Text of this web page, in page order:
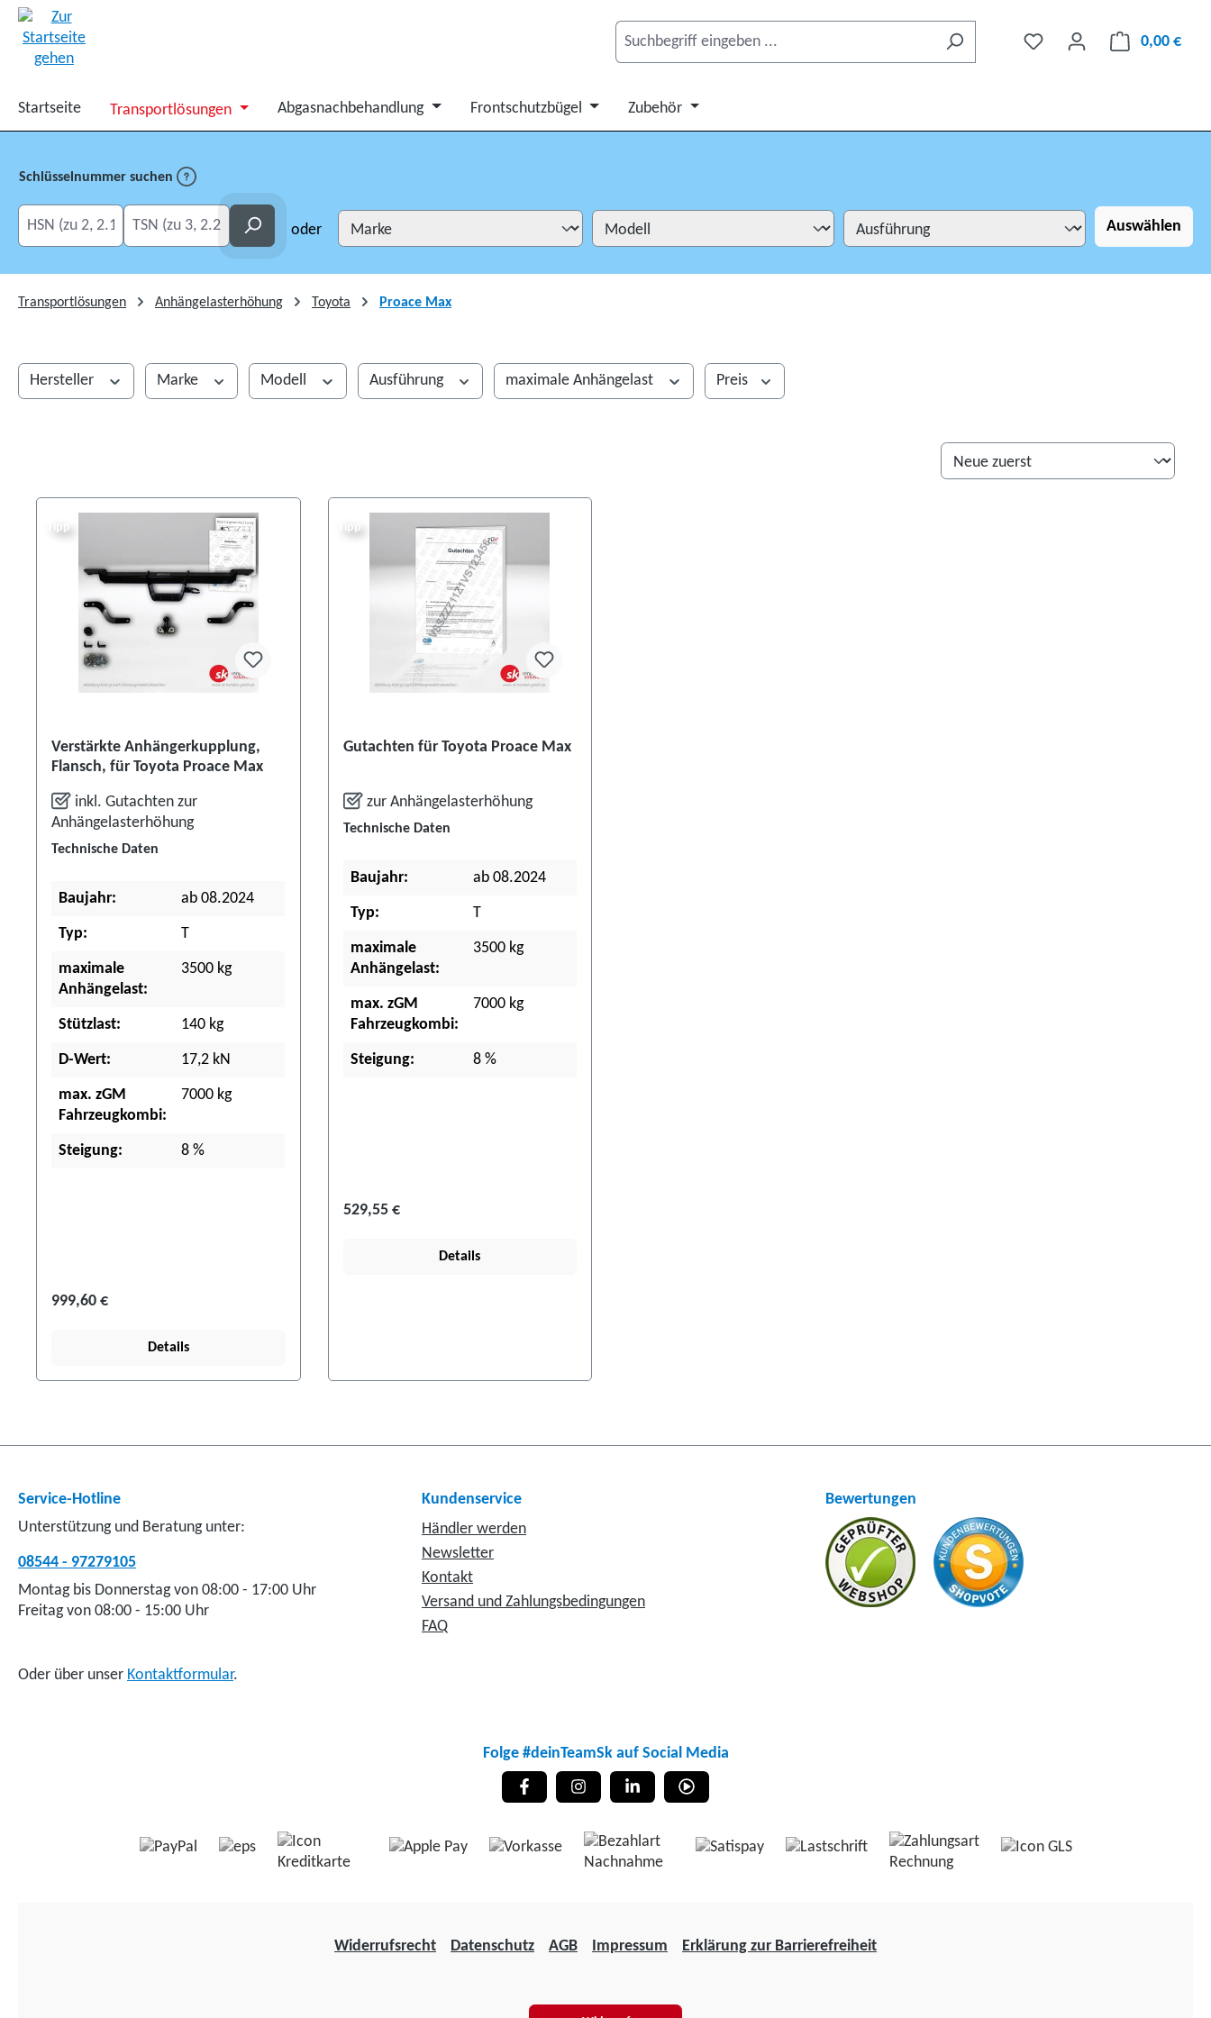
0,00 €
Startseite Transportlösungen Abgasnachbehandlung Frontschutzbügel Zubehör
Schlüsselnummer suchen
HSN eingeben
TSN eingeben Suchen oder Auswählen
Transportlösungen Anhängelasterhöhung Toyota Proace Max
Hersteller Marke Modell Ausführung maximale Anhängelast Preis
Tipp
Verstärkte Anhängerkupplung,
Flansch, für Toyota Proace Max
inkl. Gutachten zur
Anhängelasterhöhung
Technische Daten
Baujahr: ab 08.2024
Typ: T
maximale
Anhängelast:
3500 kg
Stützlast: 140 kg
D-Wert: 17,2 kN
max. zGM
Fahrzeugkombi:
7000 kg
Steigung: 8 %
999,60 €
Details
Tipp
Gutachten für Toyota Proace Max
zur Anhängelasterhöhung
Technische Daten
Baujahr: ab 08.2024
Typ: T
maximale
Anhängelast:
3500 kg
max. zGM
Fahrzeugkombi:
7000 kg
Steigung: 8 %
529,55 €
Details
Service-Hotline
Unterstützung und Beratung unter:
08544 - 97279105
Montag bis Donnerstag von 08:00 - 17:00 Uhr
Freitag von 08:00 - 15:00 Uhr
Oder über unser Kontaktformular.
Kundenservice
Händler werden
Newsletter
Kontakt
Versand und Zahlungsbedingungen
FAQ
Bewertungen
Folge #deinTeamSk auf Social Media
Widerrufsrecht Datenschutz AGB Impressum Erklärung zur Barrierefreiheit